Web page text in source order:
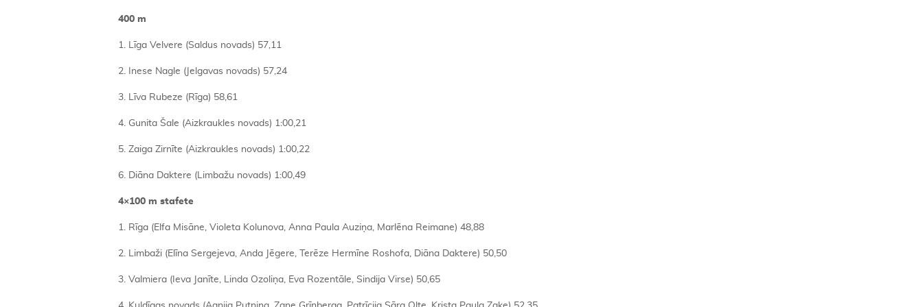
400 m
1. Līga Velvere (Saldus novads) 57,11
2. Inese Nagle (Jelgavas novads) 57,24
3. Līva Rubeze (Rīga) 58,61
4. Gunita Šale (Aizkraukles novads) 1:00,21
5. Zaiga Zirnīte (Aizkraukles novads) 1:00,22
6. Diāna Daktere (Limbažu novads) 1:00,49
4×100 m stafete
1. Rīga (Elfa Misāne, Violeta Kolunova, Anna Paula Auziņa, Marlēna Reimane) 48,88
2. Limbaži (Elīna Sergejeva, Anda Jēgere, Terēze Hermīne Roshofa, Diāna Daktere) 50,50
3. Valmiera (Ieva Janīte, Linda Ozoliņa, Eva Rozentāle, Sindija Virse) 50,65